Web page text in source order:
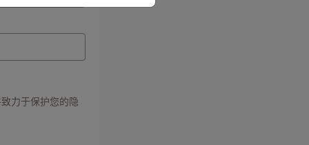
力于保护您的隐